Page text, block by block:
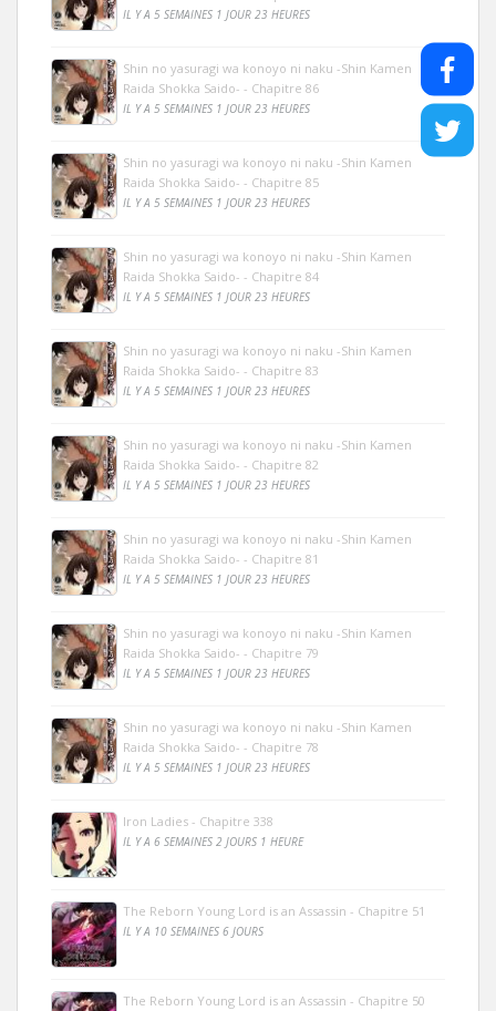
IL Y A 5 SEMAINES 1 JOUR 23 HEURES
Shin no yasuragi wa konoyo ni naku -Shin Kamen
Raida Shokka Saido- - Chapitre 86
IL Y A 5 SEMAINES 1 JOUR 23 HEURES
Shin no yasuragi wa konoyo ni naku -Shin Kamen
Raida Shokka Saido- - Chapitre 85
IL Y A 5 SEMAINES 1 JOUR 23 HEURES
Shin no yasuragi wa konoyo ni naku -Shin Kamen
Raida Shokka Saido- - Chapitre 84
IL Y A 5 SEMAINES 1 JOUR 23 HEURES
Shin no yasuragi wa konoyo ni naku -Shin Kamen
Raida Shokka Saido- - Chapitre 83
IL Y A 5 SEMAINES 1 JOUR 23 HEURES
Shin no yasuragi wa konoyo ni naku -Shin Kamen
Raida Shokka Saido- - Chapitre 82
IL Y A 5 SEMAINES 1 JOUR 23 HEURES
Shin no yasuragi wa konoyo ni naku -Shin Kamen
Raida Shokka Saido- - Chapitre 81
IL Y A 5 SEMAINES 1 JOUR 23 HEURES
Shin no yasuragi wa konoyo ni naku -Shin Kamen
Raida Shokka Saido- - Chapitre 79
IL Y A 5 SEMAINES 1 JOUR 23 HEURES
Shin no yasuragi wa konoyo ni naku -Shin Kamen
Raida Shokka Saido- - Chapitre 78
IL Y A 5 SEMAINES 1 JOUR 23 HEURES
Iron Ladies - Chapitre 338
IL Y A 6 SEMAINES 2 JOURS 1 HEURE
The Reborn Young Lord is an Assassin - Chapitre 51
IL Y A 10 SEMAINES 6 JOURS
The Reborn Young Lord is an Assassin - Chapitre 50